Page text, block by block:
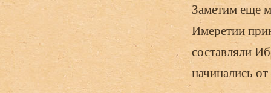
Заметим еще
Имеретии
составляли
начинались